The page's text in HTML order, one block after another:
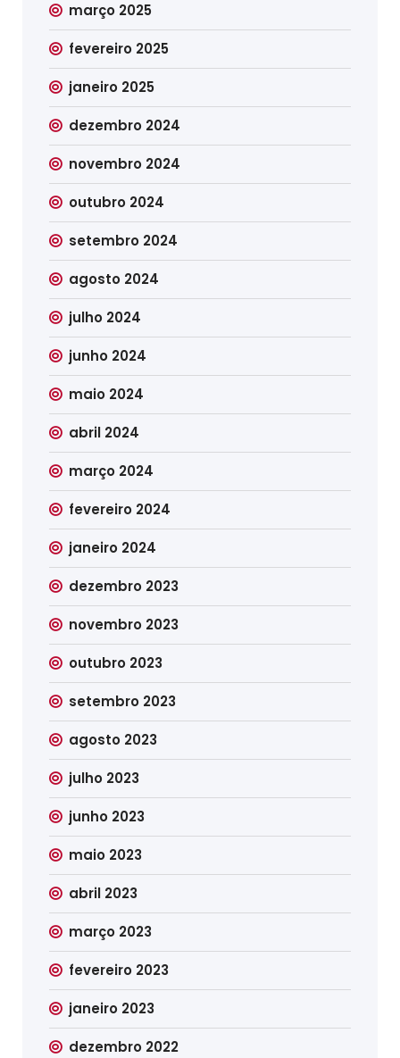
março 2025
fevereiro 2025
janeiro 2025
dezembro 2024
novembro 2024
outubro 2024
setembro 2024
agosto 2024
julho 2024
junho 2024
maio 2024
abril 2024
março 2024
fevereiro 2024
janeiro 2024
dezembro 2023
novembro 2023
outubro 2023
setembro 2023
agosto 2023
julho 2023
junho 2023
maio 2023
abril 2023
março 2023
fevereiro 2023
janeiro 2023
dezembro 2022